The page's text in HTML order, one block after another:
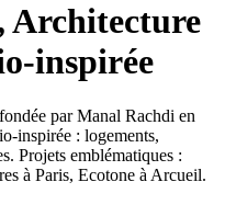
Architecture
inspirée
par Manal Rachdi en
inspirée : logements,
Projets emblématiques :
à Paris, Ecotone à Arcueil.